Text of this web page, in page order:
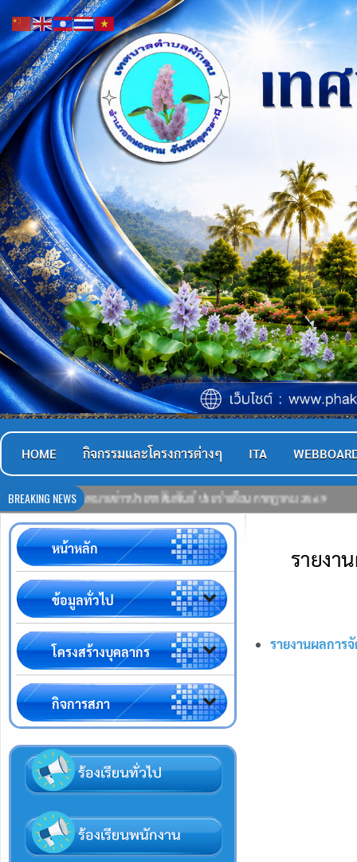
HOME กิจกรรมและโครงการต่างๆ ITA
BREAKING NEWS
ดหมายข่าวประชาสัมพันธ์ ประจำเดือน กรกฎาคม 2569 21-07-2569
รายงา
รายงานผลการ
หน้าหลัก
ข้อมูลทั่วไป
โครงสร้างบุคลากร
กิจการสภา